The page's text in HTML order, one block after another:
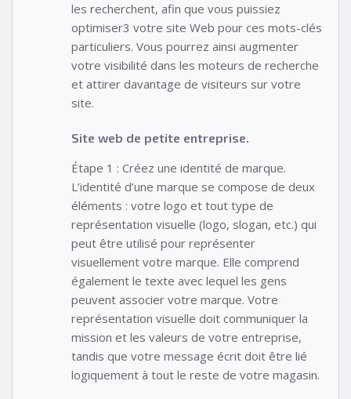
les recherchent, afin que vous puissiez
optimiser3 votre site Web pour ces mots-clés
particuliers. Vous pourrez ainsi augmenter
votre visibilité dans les moteurs de recherche
et attirer davantage de visiteurs sur votre
site.
Site web de petite entreprise.
Étape 1 : Créez une identité de marque.
L’identité d’une marque se compose de deux
éléments : votre logo et tout type de
représentation visuelle (logo, slogan, etc.) qui
peut être utilisé pour représenter
visuellement votre marque. Elle comprend
également le texte avec lequel les gens
peuvent associer votre marque. Votre
représentation visuelle doit communiquer la
mission et les valeurs de votre entreprise,
tandis que votre message écrit doit être lié
logiquement à tout le reste de votre magasin.